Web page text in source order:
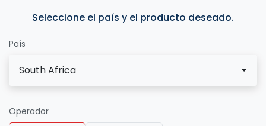
Seleccione el país y el producto deseado.
País
South Africa
Operador